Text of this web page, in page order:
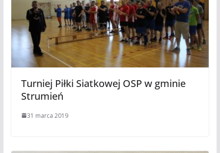
Turniej Piłki Siatkowej OSP w gminie
Strumień
31 marca 2019